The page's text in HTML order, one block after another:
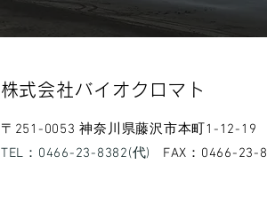
​株式会社バイオクロマト​
​〒251-0053 神奈川県藤沢市本町1-12-19
​TEL：0466-23-8382(代)
​FAX：0466-23-